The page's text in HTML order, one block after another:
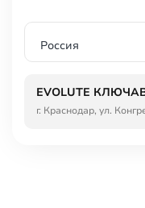
Антипробуксовочная
Система курсовой
Блокировка замков
Подушка безопасности
Россия
EVOLUTE
г. Краснодар, ул.